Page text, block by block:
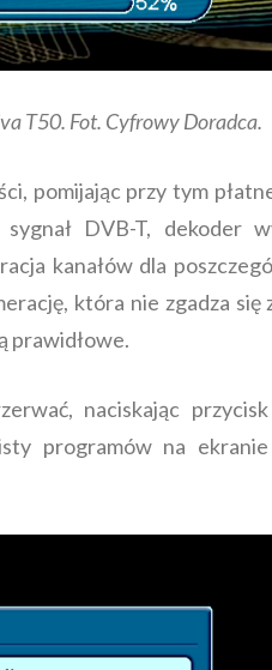
T50. Fot. Cyfrowy Doradca.
pomijając przy tym
DVB-T, dekoder
kanałów dla
która nie zgadza się
prawidłowe.
naciskając
programów na